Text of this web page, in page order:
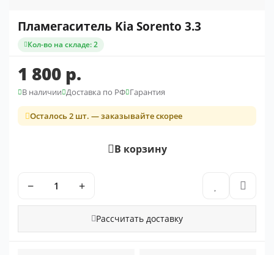
Пламегаситель Kia Sorento 3.3
Кол-во на складе: 2
1 800 р.
В наличии Доставка по РФ Гарантия
Осталось 2 шт. — заказывайте скорее
В корзину
− +
Рассчитать доставку